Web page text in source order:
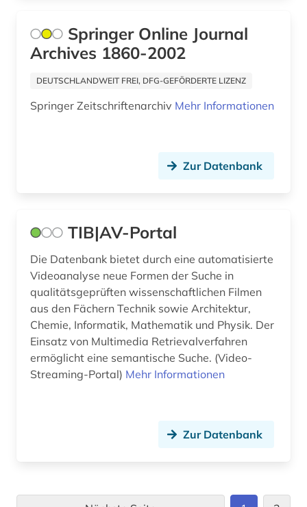
Springer Online Journal
Archives 1860-2002
DEUTSCHLANDWEIT FREI, DFG-GEFÖRDERTE LIZENZ
Springer Zeitschriftenarchiv Mehr Informationen
Zur Datenbank
TIB|AV-Portal
Die Datenbank bietet durch eine automatisierte
Videoanalyse neue Formen der Suche in
qualitätsgeprüften wissenschaftlichen Filmen
aus den Fächern Technik sowie Architektur,
Chemie, Informatik, Mathematik und Physik. Der
Einsatz von Multimedia Retrievalverfahren
ermöglicht eine semantische Suche. (Video-
Streaming-Portal) Mehr Informationen
Zur Datenbank